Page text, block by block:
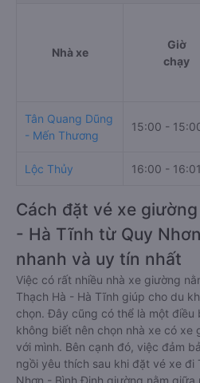
Nhà xe
Giờ
chạy
Tân Quang Dũng
- Mến Thương
15:00 -
Lộc Thủy 16:00 - 16:01
Cách đặt vé xe
- Hà Tĩnh từ Quy
nhanh và uy tín nhất
Việc có rất nhiều nhà xe giường
Thạch Hà - Hà Tĩnh giúp cho du
chọn. Đây cũng có thể là một điều
không biết nên chọn nhà xe có xe
với mình. Bên cạnh đó, việc đảm
ngồi yêu thích sau khi đặt vé xe đi
Nhơn - Bình Định giường nằm giữa